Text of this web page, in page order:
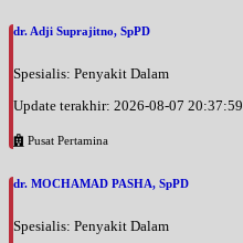
Jam 17:00 - 21:00
Jam 16:00 - 18:00
Jam 16:00 - 20:00
dr. Adji Suprajitno, SpPD
Spesialis: Penyakit Dalam
Update terakhir: 2026-08-07 20:37:59
Pusat Pertamina
dr. MOCHAMAD PASHA, SpPD
Spesialis: Penyakit Dalam